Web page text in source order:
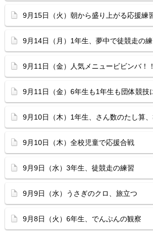
9月15日（火）朝から盛り上がる応援練
9月14日（月）1年生、夢中で徒競走の
9月11日（金）人気メニュービビンバ！！
9月11日（金）6年生も1年生も団体競技
9月10日（木）1年生、さん数のたし算
9月10日（木）全校児童で応援合戦
9月9日（水）3年生、徒競走の練習
9月9日（水）うさぎのクロ、旅立つ
9月8日（火）6年生、でんぷんの観察